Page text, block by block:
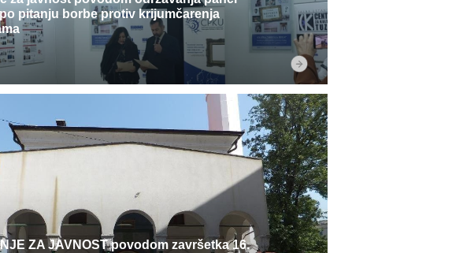
pitanju borbe protiv krijumčarenja
ZA JAVNOST povodom završetka 16.